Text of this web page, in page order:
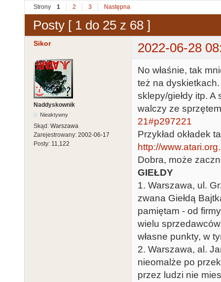
Strony 1 2 3 Następna
Posty [ 1 do 25 z 68 ]
Sikor 2022-06-28
Naddyskownik
Nieaktywny
Skąd: Warszawa
Zarejestrowany: 2002-06-17
Posty: 11,122
No właśnie, tak
też na
sklepy/giełdy itp.
walczy ze
21#p297221
Przykład okładek
http://
Dobra, może
GIEŁDY
1. Warszawa, ul.
zwana Giełdą
pamiętam - od
wielu
własne punkty, w
2. Warszawa, al.
nieomalże po
przez ludzi nie